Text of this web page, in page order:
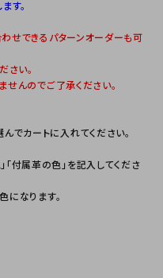
す。
せできるパターンオーダーも可
さい。
せんのでご了承ください。
でカートに入れてください。
付属革の色」を記入してくださ
になります。